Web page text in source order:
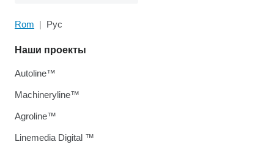
Rom Рус
Наши проекты
Autoline™
Machineryline™
Agroline™
Linemedia Digital ™